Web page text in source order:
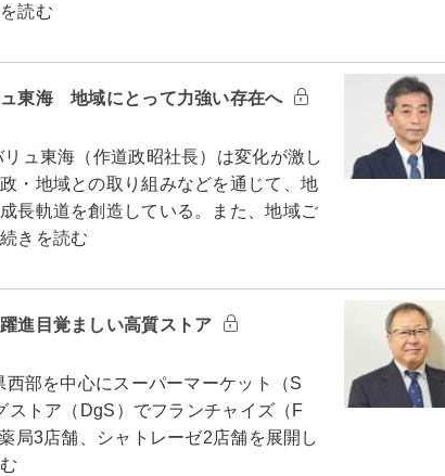
読む
東海 地域にとって力強い存在へ
東海（作道政昭社長）は変化が激し
・地域との取り組みなどを通じて、地
長軌道を創造している。また、地域ご
きを読む
進目覚ましい高質ストア
を中心にスーパーマーケット（S
ストア（DgS）でフランチャイズ（F
局3店舗、シャトレーゼ2店舗を展開し